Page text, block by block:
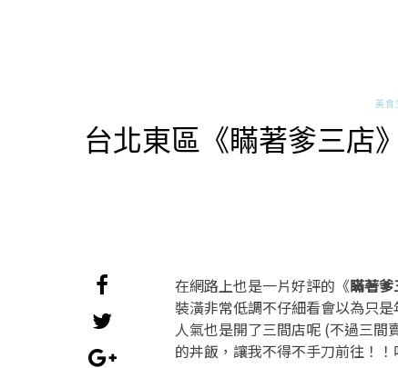
美食
台北東區《瞞著爹三店
在網路上也是一片好評的《瞞著爹
裝潢非常低調不仔細看會以為只
人氣也是開了三間店呢 (不過三
的丼飯，讓我不得不手刀前往！